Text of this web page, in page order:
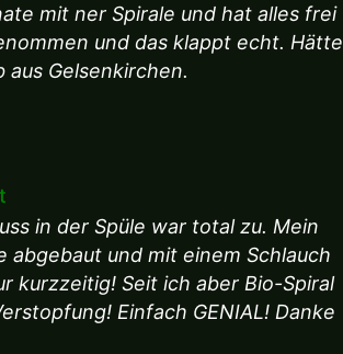
mit ner Spirale und hat alles frei
und das klappt echt. Hätte
Gelsenkirchen.
in der Spüle war total zu. Mein
und mit einem Schlauch
kurzzeitig! Seit ich aber Bio-Spiral
Einfach GENIAL! Danke